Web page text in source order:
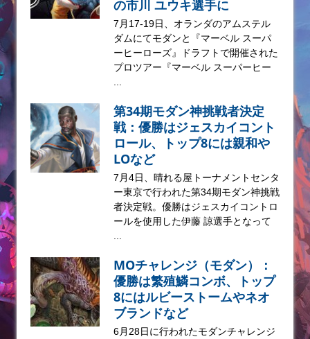
の市川 ユウキ選手に
7月17-19日、オランダのアムステル
ダムにてモダンと『マーベル スーパ
ーヒーローズ』ドラフトで開催された
プロツアー『マーベル スーパーヒー
第34期モダン神挑戦者決定
戦：優勝はジェスカイコント
ロール、トップ8には親和や
LOなど
7月4日、晴れる屋トーナメントセンタ
ー東京で行われた第34期モダン神挑戦
者決定戦。優勝はジェスカイコントロ
ールを使用した伊藤 諒選手となって
MOチャレンジ（モダン）：
優勝は繁殖鱗コンボ、トップ
8にはルビーストームやネオ
ブランドなど
6月28日に行われたモダンチャレンジ